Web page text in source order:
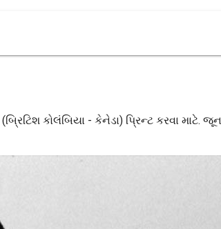
કોલંબિયા - કેનેડા) પ્રિન્ટ કરવા માટે.